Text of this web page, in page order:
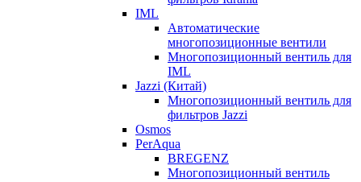
IML
Автоматические
многопозиционные вентили
Многопозиционный вентиль для
IML
Jazzi (Китай)
Многопозиционный вентиль для
фильтров Jazzi
Osmos
PerAqua
BREGENZ
Многопозиционный вентиль